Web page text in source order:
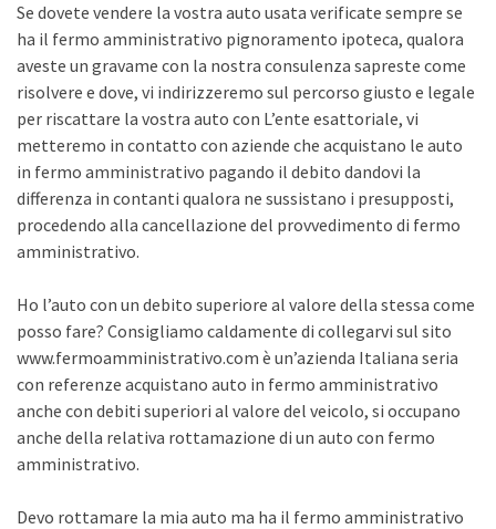
Se dovete vendere la vostra auto usata verificate sempre se
ha il fermo amministrativo pignoramento ipoteca, qualora
aveste un gravame con la nostra consulenza sapreste come
risolvere e dove, vi indirizzeremo sul percorso giusto e legale
per riscattare la vostra auto con L’ente esattoriale, vi
metteremo in contatto con aziende che acquistano le auto
in fermo amministrativo pagando il debito dandovi la
differenza in contanti qualora ne sussistano i presupposti,
procedendo alla cancellazione del provvedimento di fermo
amministrativo.
Ho l’auto con un debito superiore al valore della stessa come
posso fare? Consigliamo caldamente di collegarvi sul sito
www.fermoamministrativo.com è un’azienda Italiana seria
con referenze acquistano auto in fermo amministrativo
anche con debiti superiori al valore del veicolo, si occupano
anche della relativa rottamazione di un auto con fermo
amministrativo.
Devo rottamare la mia auto ma ha il fermo amministrativo